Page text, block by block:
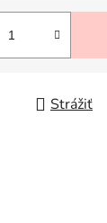
Strážiť